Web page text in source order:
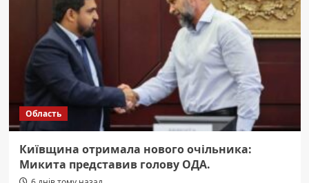
Область
Київщина отримала нового очільника:
Микита представив голову ОДА.